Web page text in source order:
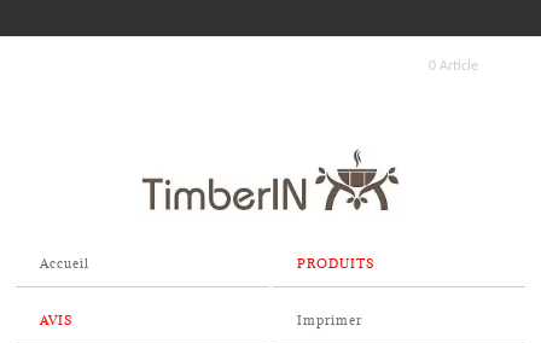
0 Article
Accueil PRODUITS
AVIS Imprimer